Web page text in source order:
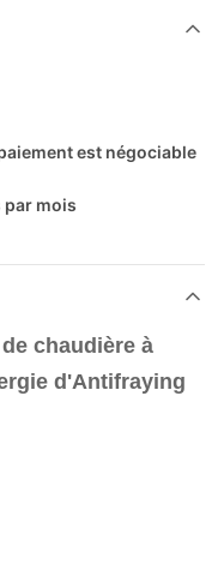
est négociable
par mois
chaudière à
d'Antifraying